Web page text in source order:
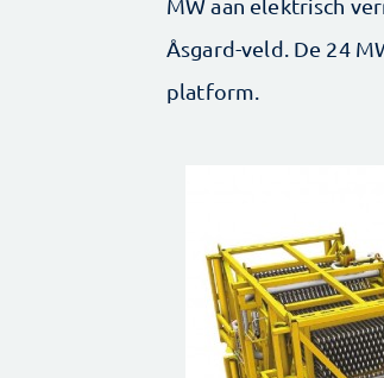
MW aan elektrisch
Åsgard-veld. De 24
platform.